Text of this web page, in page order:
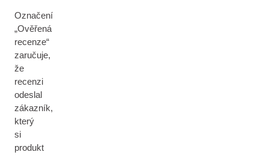
Označení
„Ověřená
recenze“
zaručuje,
že
recenzi
odeslal
zákazník,
který
si
produkt